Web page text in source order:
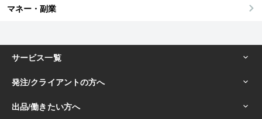
マネー・副業